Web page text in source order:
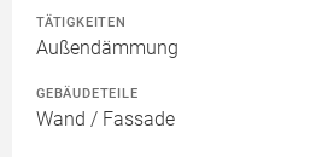
TÄTIGKEITEN
Außendämmung
GEBÄUDETEILE
Wand / Fassade